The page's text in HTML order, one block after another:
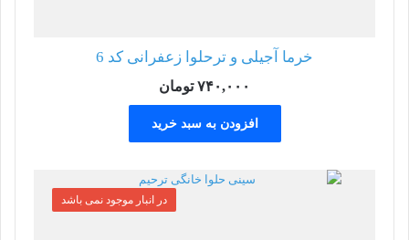
خرما آجیلی و ترحلوا زعفرانی کد 6
۷۴۰,۰۰۰ تومان
افزودن به سبد خرید
در انبار موجود نمی باشد